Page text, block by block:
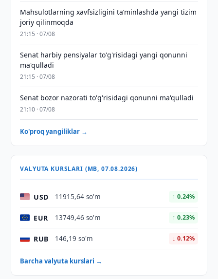
Mahsulotlarning xavfsizligini taʼminlashda yangi tizim
joriy qilinmoqda
21:15 · 07/08
Senat harbiy pensiyalar to'g'risidagi yangi qonunni
ma'qulladi
21:15 · 07/08
Senat bozor nazorati to'g'risidagi qonunni ma'qulladi
21:10 · 07/08
Ko'proq yangiliklar →
VALYUTA KURSLARI (MB, 07.08.2026)
USD 11915,64 so'm ↑ 0.24%
EUR 13749,46 so'm ↑ 0.23%
RUB 146,19 so'm ↓ 0.12%
Barcha valyuta kurslari →